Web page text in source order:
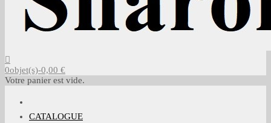
0objet(s)-0,00 €
Votre panier est vide.
CATALOGUE